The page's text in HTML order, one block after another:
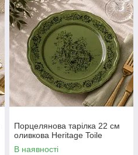
Порцелянова тарілка 22 см
оливкова Heritage Toile
В наявності